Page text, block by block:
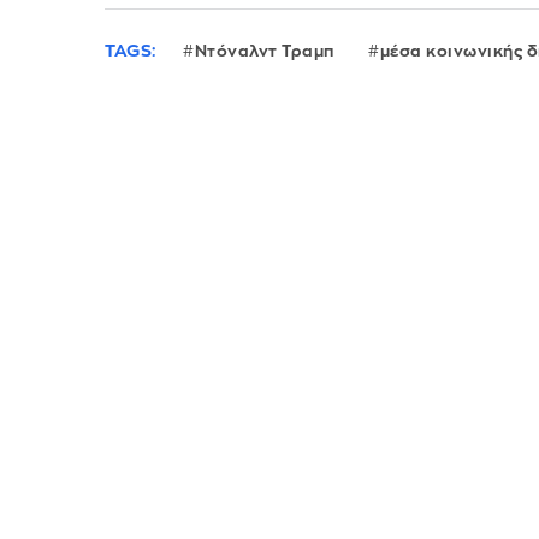
TAGS: Ντόναλντ Τραμπ μέσα κοινωνικής